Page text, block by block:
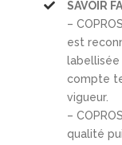
SAVOIR
–
est
labellisée
compte
vigueur.
–
qualité